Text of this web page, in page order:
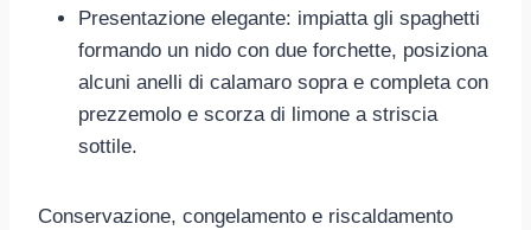
Presentazione elegante: impiatta gli spaghetti
formando un nido con due forchette, posiziona
alcuni anelli di calamaro sopra e completa con
prezzemolo e scorza di limone a striscia
sottile.
Conservazione, congelamento e riscaldamento